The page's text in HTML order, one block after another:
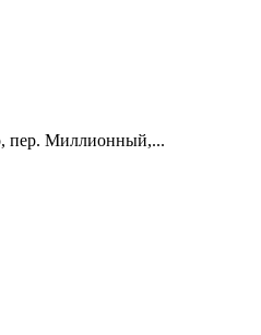
пер. Миллионный,...